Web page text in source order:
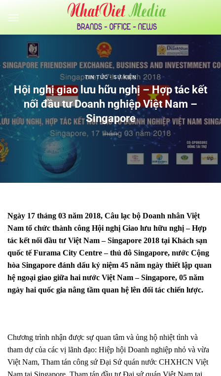
qua
TIN TỨC - SỰ KIỆN
Hội nghị giao lưu hữu nghị – Hợp tác kết
nối đầu tư Doanh nghiệp Việt Nam –
Singapore
Ngày 17 tháng 03 năm 2018, Câu lạc bộ Doanh nhân Việt
Nam tổ chức thành công Hội nghị Giao lưu hữu nghị – Hợp
tác kết nối đầu tư Việt Nam – Singapore 2018 tại Khách sạn
quốc tế Furama City Centre – thủ đô Singapore, nước Cộng
hòa Singapore đánh dấu kỷ niệm 45 năm ngày thiết lập quan
hệ ngoại giao giữa hai nước Việt Nam – Singapore, 05 năm
ngày hai quốc gia nâng tầm quan hệ lên đối tác chiến lược.
Chương trình nhận được sự quan tâm và ủng hộ nhiệt tình và
tham dự của các vị lãnh đạo: Hiệp hội Doanh nghiệp nhỏ và vừa
Việt Nam, Tham tán công sứ Đại Sứ quán nước CHXHCN Việt
Nam tại Singapore, Tham tán đầu tư Đại sứ quán Việt Nam tại